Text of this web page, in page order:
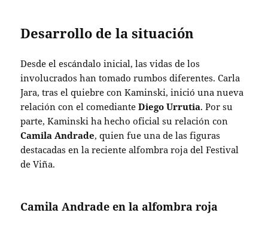
Desarrollo de la situación
Desde el escándalo inicial, las vidas de los
involucrados han tomado rumbos diferentes. Carla
Jara, tras el quiebre con Kaminski, inició una nueva
relación con el comedianteDiego Urrutia. Por su
parte, Kaminski ha hecho oficial su relación con
Camila Andrade, quien fue una de las figuras
destacadas en la reciente alfombra roja del Festival
de Viña.
Camila Andrade en la alfombra roja